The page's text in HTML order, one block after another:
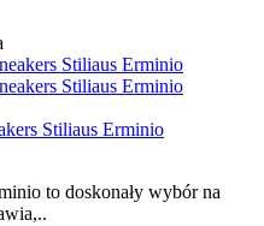
Stiliaus Erminio
to doskonały wybór na